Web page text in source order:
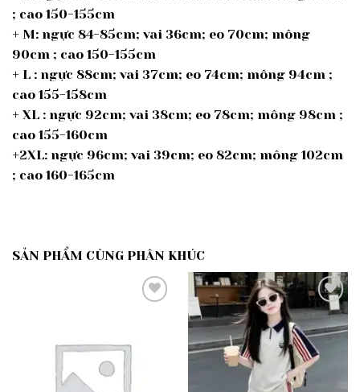
; cao 150-155cm
+ M: ngực 84-85cm; vai 36cm; eo 70cm; mông
90cm ; cao 150-155cm
+ L : ngực 88cm; vai 37cm; eo 74cm; mông 94cm ;
cao 155-158cm
+ XL : ngực 92cm; vai 38cm; eo 78cm; mông 98cm ;
cao 155-160cm
+2XL: ngực 96cm; vai 39cm; eo 82cm; mông 102cm
; cao 160-165cm
SẢN PHẨM CÙNG PHÂN KHÚC
Add to
wishlist